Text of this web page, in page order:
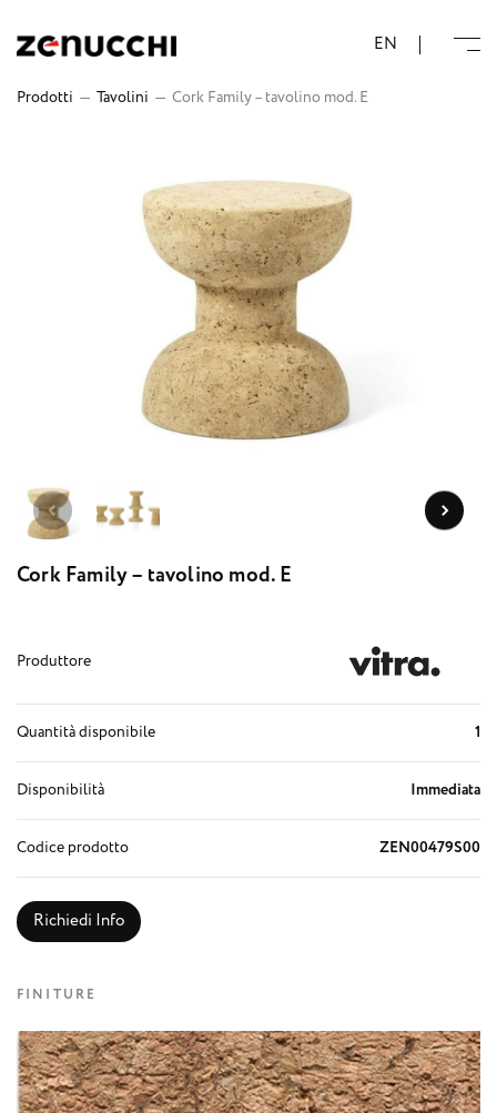
EN
Prodotti — Tavolini — Cork Family – tavolino mod. E
Cork Family – tavolino mod. E
Produttore
Quantità disponibile 1
Disponibilità Immediata
Codice prodotto ZEN00479S00
Richiedi Info
FINITURE